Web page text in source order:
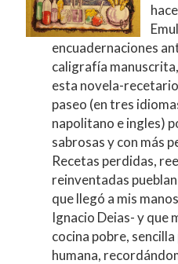
encuadernaciones
caligrafía
esta novela-
paseo (en tres
napolitano e ingles)
sabrosas y con más
Recetas perdidas,
reinventadas
que llegó a mis
Ignacio Deias- y que
cocina pobre,
humana,